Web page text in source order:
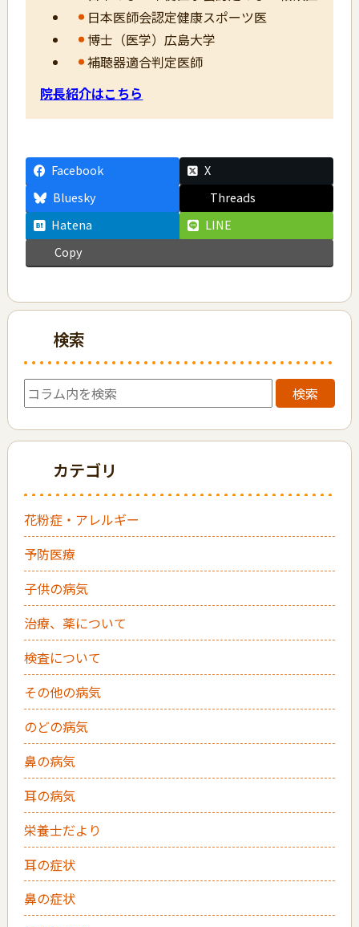
日本医師会認定健康スポーツ医
博士（医学）広島大学
補聴器適合判定医師
院長紹介はこちら
Facebook
X
Bluesky
Threads
Hatena
LINE
Copy
検索
検索
カテゴリ
花粉症・アレルギー
予防医療
子供の病気
治療、薬について
検査について
その他の病気
のどの病気
鼻の病気
耳の病気
栄養士だより
耳の症状
鼻の症状